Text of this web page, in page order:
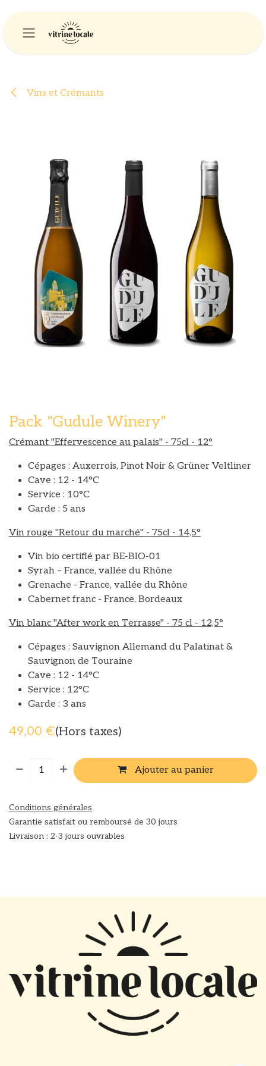
Vins et Crémants
Pack "Gudule Winery"
Crémant "Effervescence au palais" - 75cl - 12°
Cépages : Auxerrois, Pinot Noir & Grüner Veltliner
Cave : 12 - 14°C
Service : 10°C
Garde : 5 ans
Vin rouge "Retour du marché" - 75cl - 14,5°
Vin bio certifié par BE-BIO-01
Syrah – France, vallée du Rhône
Grenache - France, vallée du Rhône
Cabernet franc - France, Bordeaux
Vin blanc "After work en Terrasse" - 75 cl - 12,5°
Cépages : Sauvignon Allemand du Palatinat &
Sauvignon de Touraine
Cave : 12 - 14°C
Service : 12°C
Garde : 3 ans
49,00 €(Hors taxes)
Ajouter au panier
Conditions générales
Garantie satisfait ou remboursé de 30 jours
Livraison : 2-3 jours ouvrables